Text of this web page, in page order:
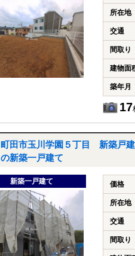
所在地
交通
間取り
建物面
築年月
17
町田市玉川学園５丁目 新築戸
の新築一戸建て
新築一戸建て 価格
所在地
交通
間取り